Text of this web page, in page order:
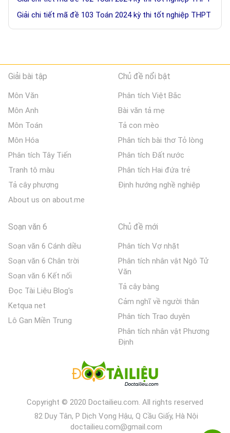
Giải chi tiết mã đề 103 Toán 2024 kỳ thi tốt nghiệp THPT
Giải bài tập
Môn Văn
Môn Anh
Môn Toán
Môn Hóa
Phân tích Tây Tiến
Tranh tô màu
Tả cây phượng
About us on about.me
Chủ đề nổi bật
Phân tích Việt Bắc
Bài văn tả mẹ
Tả con mèo
Phân tích bài thơ Tỏ lòng
Phân tích Đất nước
Phân tích Hai đứa trẻ
Định hướng nghề nghiệp
Soạn văn 6
Soạn văn 6 Cánh diều
Soạn văn 6 Chân trời
Soạn văn 6 Kết nối
Đọc Tài Liệu Blog's
Ketqua net
Lô Gan Miền Trung
Chủ đề mới
Phân tích Vợ nhặt
Phân tích nhân vật Ngô Tử
Văn
Tả cây bàng
Cảm nghĩ về người thân
Phân tích Trao duyên
Phân tích nhân vật Phương
Định
Copyright © 2020 Doctailieu.com. All rights reserved
82 Duy Tân, P Dịch Vọng Hậu, Q Cầu Giấy, Hà Nội
doctailieu.com@gmail.com